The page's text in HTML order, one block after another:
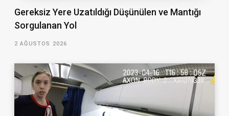
Gereksiz Yere Uzatıldığı Düşünülen ve Mantığı
Sorgulanan Yol
2 AĞUSTOS 2026